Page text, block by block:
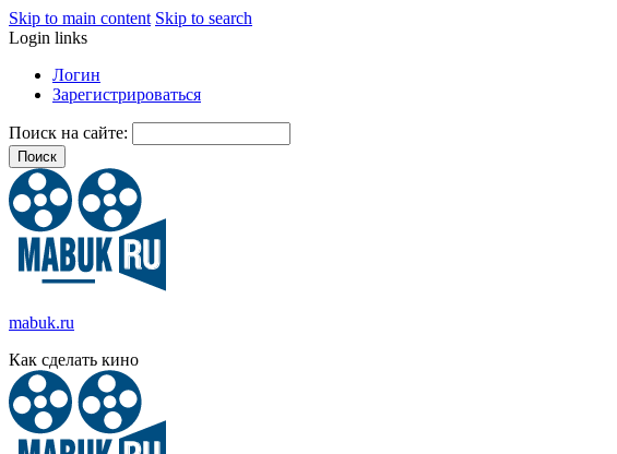
Skip to main content Skip to search
Login links
Логин
Зарегистрироваться
Поиск на сайте:
mabuk.ru
Как сделать кино